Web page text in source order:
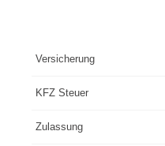
Versicherung
KFZ Steuer
Zulassung